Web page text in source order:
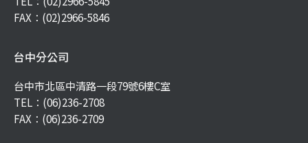
FAX：(02)2966-5846
台中分公司
台中市北區中清路一段79號6樓C室
TEL： (06)236-2708
FAX：(06)236-2709